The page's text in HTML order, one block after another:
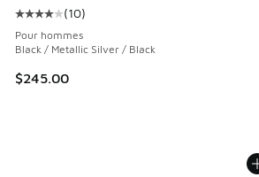
Cote moyenne du client - [4 sur 5
(10)
Pour hommes
Black / Metallic Silver / Black
$245.00